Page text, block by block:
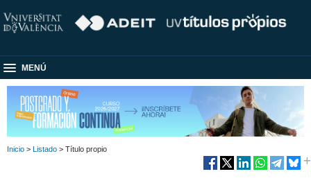
MENÚ
Inicio > Listado > Título propio